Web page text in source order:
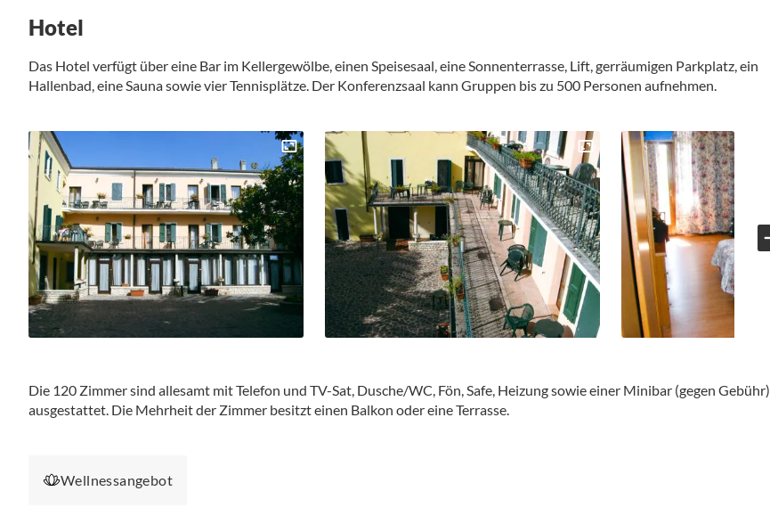
Hotel
Das Hotel verfügt über eine Bar im Kellergewölbe, einen Speisesaal, eine Sonnenterrasse, Lift, gerräumigen Parkplatz, ein
Hallenbad, eine Sauna sowie vier Tennisplätze. Der Konferenzsaal kann Gruppen bis zu 500 Personen aufnehmen.
Die 120 Zimmer sind allesamt mit Telefon und TV-Sat, Dusche/WC, Fön, Safe, Heizung sowie einer Minibar (gegen Gebühr)
ausgestattet. Die Mehrheit der Zimmer besitzt einen Balkon oder eine Terrasse.
Wellnessangebot